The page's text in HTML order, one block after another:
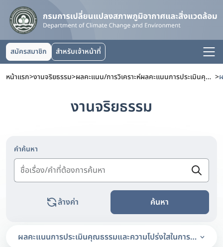
สมัครสมาชิก สำหรับเจ้าหน้าที่
หน้าแรก>งานจริยธรรม> ผลคะแนน/การวิเคราะห์ผลคะแนนการประเมินคุณธรรมและความโปร่งใสในการดำเนินงานของหน่วยงานภาครัฐ (ITA) >
งานจริยธรรม
คำค้นหา
ล้างค่า ค้นหา
ผลคะแนนการประเมินคุณธรรมและความโปร่งใสในการดำเนิน